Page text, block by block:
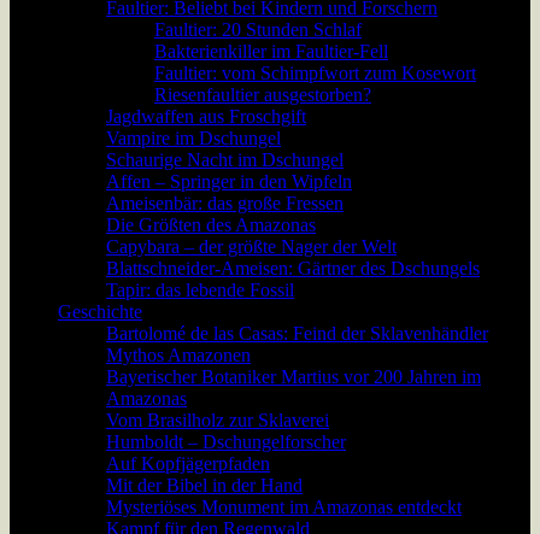
Faultier: Beliebt bei Kindern und Forschern
Faultier: 20 Stunden Schlaf
Bakterienkiller im Faultier-Fell
Faultier: vom Schimpfwort zum Kosewort
Riesenfaultier ausgestorben?
Jagdwaffen aus Froschgift
Vampire im Dschungel
Schaurige Nacht im Dschungel
Affen – Springer in den Wipfeln
Ameisenbär: das große Fressen
Die Größten des Amazonas
Capybara – der größte Nager der Welt
Blattschneider-Ameisen: Gärtner des Dschungels
Tapir: das lebende Fossil
Geschichte
Bartolomé de las Casas: Feind der Sklavenhändler
Mythos Amazonen
Bayerischer Botaniker Martius vor 200 Jahren im
Amazonas
Vom Brasilholz zur Sklaverei
Humboldt – Dschungelforscher
Auf Kopfjägerpfaden
Mit der Bibel in der Hand
Mysteriöses Monument im Amazonas entdeckt
Kampf für den Regenwald